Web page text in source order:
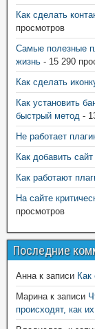
Как сделать
просмотров
Самые полезные
жизнь - 15 290
Как сделать
Как установить
быстрый метод -
Не работает
Как добавить
Как работают
На сайте
просмотров
Последние
Анна к записи Как
Марина к записи
происходят, как